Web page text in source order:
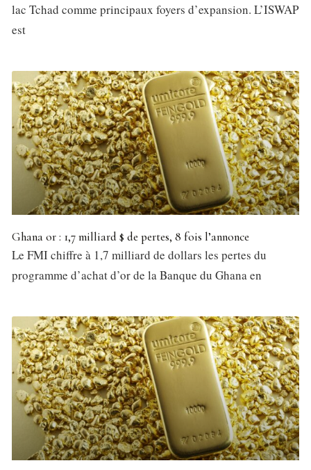
lac Tchad comme principaux foyers d’expansion. L’ISWAP
est
Ghana or : 1,7 milliard $ de pertes, 8 fois l’annonce
Le FMI chiffre à 1,7 milliard de dollars les pertes du
programme d’achat d’or de la Banque du Ghana en